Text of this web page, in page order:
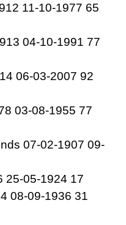
11-10-1977 65
04-10-1991 77
06-03-2007 92
03-08-1955 77
07-02-1907 09-
25-05-1924 17
08-09-1936 31